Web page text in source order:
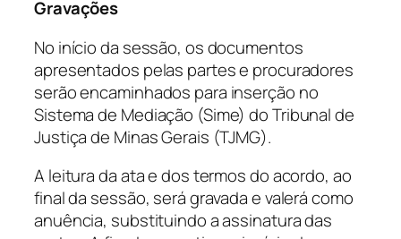
Gravações
No início da sessão, os documentos
apresentados pelas partes e procuradores
serão encaminhados para inserção no
Sistema de Mediação (Sime) do Tribunal de
Justiça de Minas Gerais (TJMG).
A leitura da ata e dos termos do acordo, ao
final da sessão, será gravada e valerá como
anuência, substituindo a assinatura das